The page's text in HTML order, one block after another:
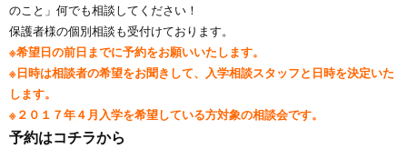
のこと」何でも相談してください！
保護者様の個別相談も受付けております。
※希望日の前日までに予約をお願いいたします。
※日時は相談者の希望をお聞きして、入学相談スタッフと日時を決定いた
します。
※２０１７年４月入学を希望している方対象の相談会です。
予約はコチラから